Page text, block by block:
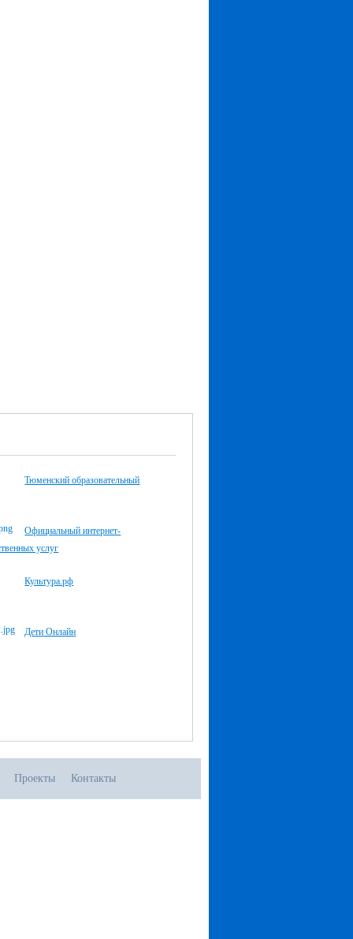
Тюменский образовательный
Официальный интернет-
услуг
Культура.рф
Дети Онлайн
Проекты Контакты